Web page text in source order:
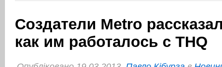
Создатели Metro
как им работалось с THQ